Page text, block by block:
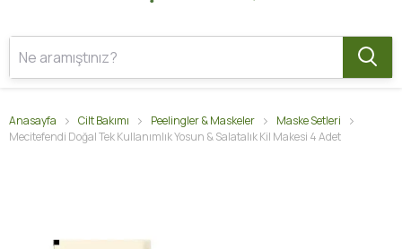
Anasayfa Cilt Bakımı Peelingler & Maskeler
Maske Setleri
Mecitefendi Doğal Tek Kullanımlık Yosun & Salatalık Kil Makesi 4 Adet